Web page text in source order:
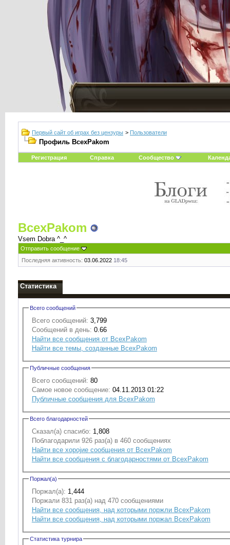
Первый сайт об играх без цензуры > Пользователи
Профиль BcexPakom
Регистрация Справка Сообщество
BcexPakom
Vsem Dobra ^_^
Отправить сообщение
Последняя активность: 03.06.2022 18:45
Статистика
Всего сообщений
Всего сообщений: 3,799
Сообщений в день: 0.66
Найти все сообщения от BcexPakom
Найти все темы, созданные BcexPakom
Публичные сообщения
Всего сообщений: 80
Самое новое сообщение: 04.11.2013 01:22
Публичные сообщения для BcexPakom
Всего благодарностей
Сказал(а) спасибо: 1,808
Поблагодарили 926 раз(а) в 460 сообщениях
Найти все хоројие сообщения от BcexPakom
Найти все сообщения с благодарностями от BcexPakom
Поржал(а)
Поржал(а): 1,444
Поржали 831 раз(а) над 470 сообщениями
Найти все сообщения, над которыми поржли BcexPakom
Найти все сообщения, над которыми поржал BcexPakom
Статистика турнира